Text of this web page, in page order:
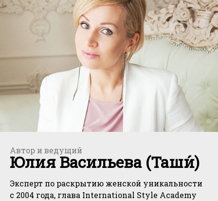
Автор и ведущий
Юлия Васильева (Таши́)
Эксперт по раскрытию женской уникальности
с 2004 года, глава International Style Academy